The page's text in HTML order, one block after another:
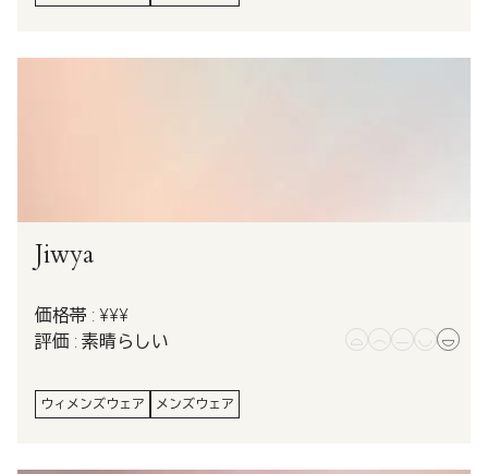
Jiwya
価格帯 : ¥¥¥
評価 : 素晴らしい
ウィメンズウェア メンズウェア